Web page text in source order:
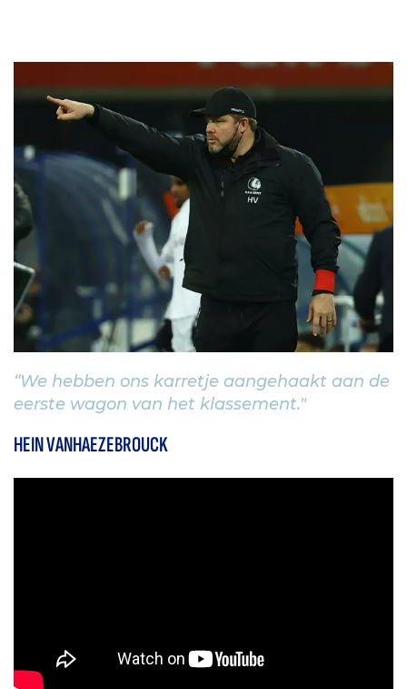
“We hebben ons karretje aangehaakt aan de
eerste wagon van het klassement."
HEIN VANHAEZEBROUCK